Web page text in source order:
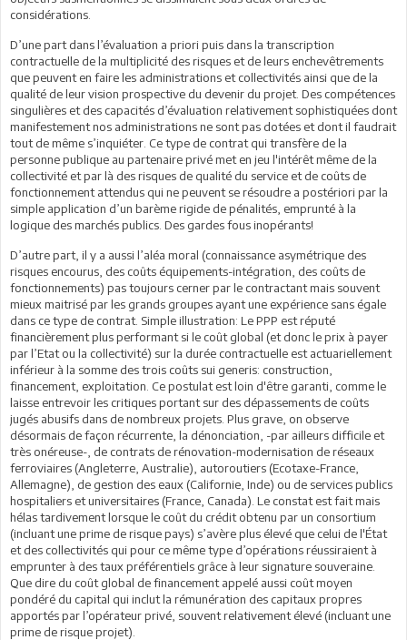
considérations.
D’une part dans l’évaluation a priori puis dans la transcription
contractuelle de la multiplicité des risques et de leurs enchevêtrements
que peuvent en faire les administrations et collectivités ainsi que de la
qualité de leur vision prospective du devenir du projet. Des compétences
singulières et des capacités d’évaluation relativement sophistiquées dont
manifestement nos administrations ne sont pas dotées et dont il faudrait
tout de même s’inquiéter. Ce type de contrat qui transfère de la
personne publique au partenaire privé met en jeu l'intérêt même de la
collectivité et par là des risques de qualité du service et de coûts de
fonctionnement attendus qui ne peuvent se résoudre a postériori par la
simple application d’un barème rigide de pénalités, emprunté à la
logique des marchés publics. Des gardes fous inopérants!
D’autre part, il y a aussi l’aléa moral (connaissance asymétrique des
risques encourus, des coûts équipements-intégration, des coûts de
fonctionnements) pas toujours cerner par le contractant mais souvent
mieux maitrisé par les grands groupes ayant une expérience sans égale
dans ce type de contrat. Simple illustration: Le PPP est réputé
financièrement plus performant si le coût global (et donc le prix à payer
par l’Etat ou la collectivité) sur la durée contractuelle est actuariellement
inférieur à la somme des trois coûts sui generis: construction,
financement, exploitation. Ce postulat est loin d'être garanti, comme le
laisse entrevoir les critiques portant sur des dépassements de coûts
jugés abusifs dans de nombreux projets. Plus grave, on observe
désormais de façon récurrente, la dénonciation, -par ailleurs difficile et
très onéreuse-, de contrats de rénovation-modernisation de réseaux
ferroviaires (Angleterre, Australie), autoroutiers (Ecotaxe-France,
Allemagne), de gestion des eaux (Californie, Inde) ou de services publics
hospitaliers et universitaires (France, Canada). Le constat est fait mais
hélas tardivement lorsque le coût du crédit obtenu par un consortium
(incluant une prime de risque pays) s’avère plus élevé que celui de l'État
et des collectivités qui pour ce même type d’opérations réussiraient à
emprunter à des taux préférentiels grâce à leur signature souveraine.
Que dire du coût global de financement appelé aussi coût moyen
pondéré du capital qui inclut la rémunération des capitaux propres
apportés par l’opérateur privé, souvent relativement élevé (incluant une
prime de risque projet).